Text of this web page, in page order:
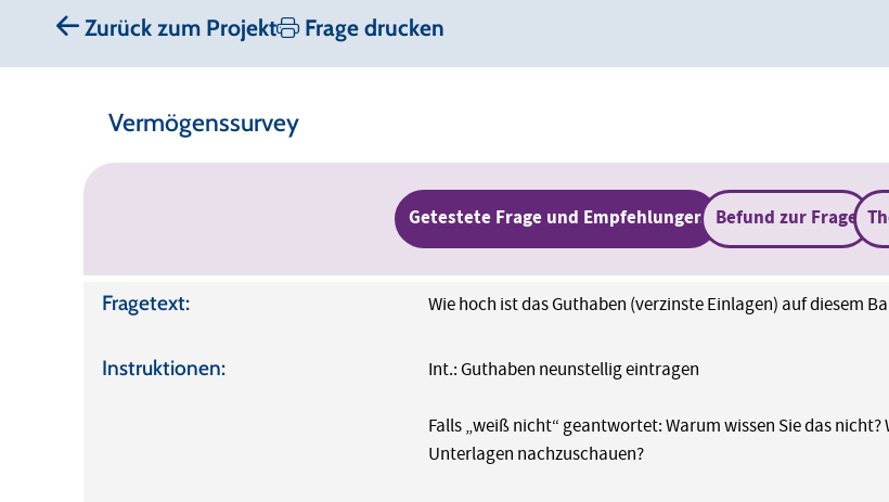
Zurück zum Projekt Frage drucken
Vermögenssurvey
Getestete Frage und Empfehlungen Befund zur Frage
Fragetext: Wie hoch ist das Guthaben (verzinste Einlagen) auf diesem
Instruktionen: Int.: Guthaben neunstellig eintragen
Falls „weiß nicht“ geantwortet: Warum wissen Sie das
Unterlagen nachzuschauen?